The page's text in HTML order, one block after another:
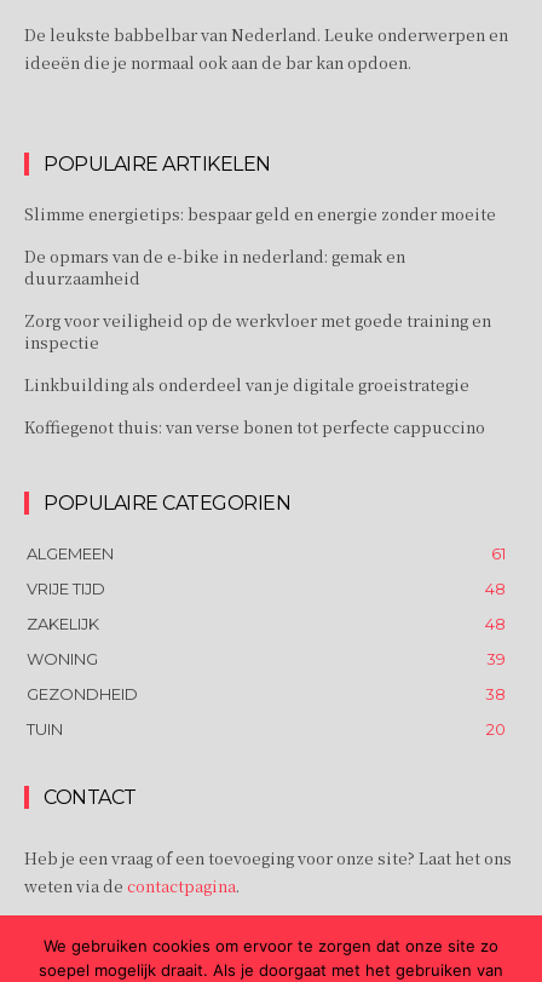
De leukste babbelbar van Nederland. Leuke onderwerpen en
ideeën die je normaal ook aan de bar kan opdoen.
POPULAIRE ARTIKELEN
Slimme energietips: bespaar geld en energie zonder moeite
De opmars van de e-bike in nederland: gemak en
duurzaamheid
Zorg voor veiligheid op de werkvloer met goede training en
inspectie
Linkbuilding als onderdeel van je digitale groeistrategie
Koffiegenot thuis: van verse bonen tot perfecte cappuccino
POPULAIRE CATEGORIEN
ALGEMEEN
61
VRIJE TIJD
48
ZAKELIJK
48
WONING
39
GEZONDHEID
38
TUIN
20
CONTACT
Heb je een vraag of een toevoeging voor onze site? Laat het ons
weten via de contactpagina.
Barbabbel.nl | © 2021 | All rights reserved.cursus Frans in
Amersfoort
We gebruiken cookies om ervoor te zorgen dat onze site zo
soepel mogelijk draait. Als je doorgaat met het gebruiken van